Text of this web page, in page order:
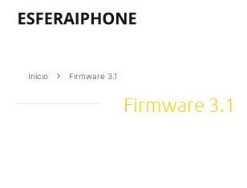
Inicio Firmware 3.1
Firmware 3.1